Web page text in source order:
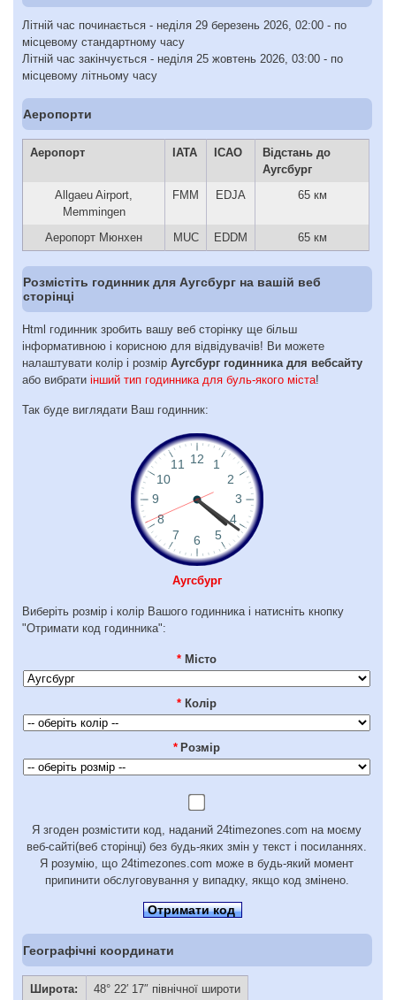
Літній час починається - неділя 29 березень 2026, 02:00 - по
місцевому стандартному часу
Літній час закінчується - неділя 25 жовтень 2026, 03:00 - по
місцевому літньому часу
Аеропорти
Аеропорт IATA ICAO
Відстань до
Аугсбург
Allgaeu Airport,
Memmingen
FMM EDJA 65 км
Аеропорт Мюнхен MUC EDDM 65 км
Розмістіть годинник для Аугсбург на вашій веб
сторінці
Html годинник зробить вашу веб сторінку ще більш
інформативною і корисною для відвідувачів! Ви можете
налаштувати колір і розмір Аугсбург годинника для вебсайту
або вибрати інший тип годинника для буль-якого міста!
Так буде виглядати Ваш годинник:
Аугсбург
Виберіть розмір і колір Вашого годинника і натисніть кнопку
"Отримати код годинника":
* Місто
* Колір
* Розмір
Я згоден розмістити код, наданий 24timezones.com на моєму
веб-сайті(веб сторінці) без будь-яких змін у текст і посиланнях.
Я розумію, що 24timezones.com може в будь-який момент
припинити обслуговування у випадку, якщо код змінено.
Отримати код
Географічні координати
Широта:
48° 22′ 17″ північної широти